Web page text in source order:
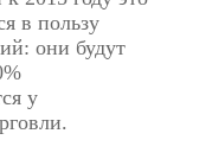
в пользу
они будут
у